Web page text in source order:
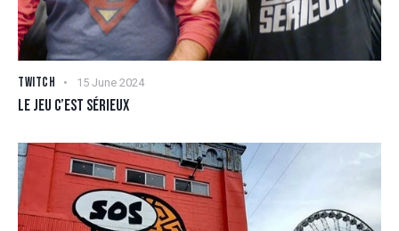
TWITCH 15 June 2024
LE JEU C’EST SÉRIEUX